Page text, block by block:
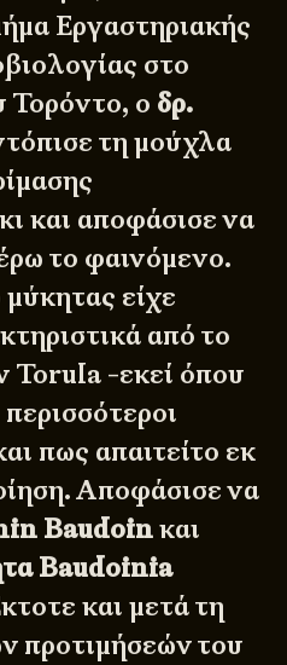
Εργαστηριακής
στο
Τορόντο, ο δρ.
τη μούχλα
και αποφάσισε να
το φαινόμενο.
είχε
από το
Torula -εκεί όπου
πως απαιτείτο εκ
Αποφάσισε να
Baudoinκαι
Baudoinia
και μετά τη
προτιμήσεών του